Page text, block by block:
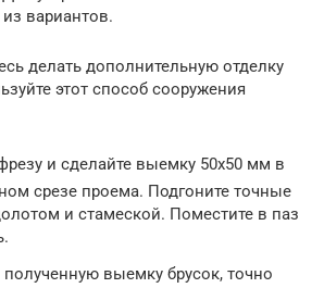
вариантов.
делать дополнительную отделку
этот способ сооружения
и сделайте выемку 50х50 мм в
срезе проема. Подгоните точные
и стамеской. Поместите в паз
полученную выемку брусок, точно